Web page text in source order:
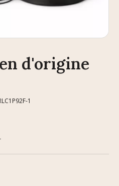
d'origine
1